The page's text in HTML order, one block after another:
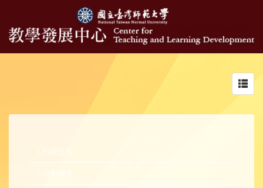
行政公告
活動報名